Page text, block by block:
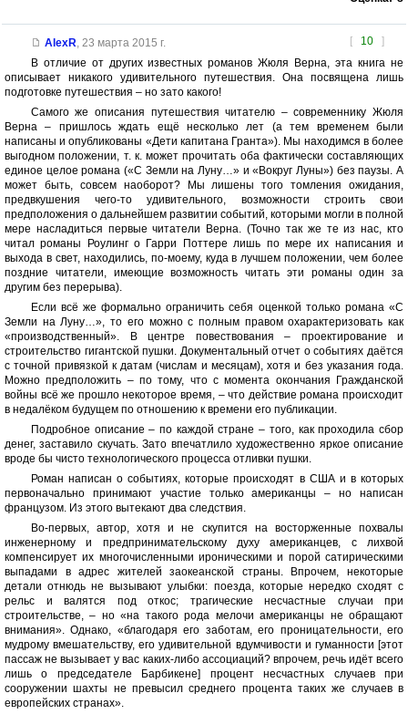
[ 10 ]
AlexR, 23 марта 2015 г.
В отличие от других известных романов Жюля Верна, эта книга не
описывает никакого удивительного путешествия. Она посвящена лишь
подготовке путешествия – но зато какого!
Самого же описания путешествия читателю – современнику Жюля
Верна – пришлось ждать ещё несколько лет (а тем временем были
написаны и опубликованы «Дети капитана Гранта»). Мы находимся в более
выгодном положении, т. к. может прочитать оба фактически составляющих
единое целое романа («С Земли на Луну…» и «Вокруг Луны») без паузы. А
может быть, совсем наоборот? Мы лишены того томления ожидания,
предвкушения чего-то удивительного, возможности строить свои
предположения о дальнейшем развитии событий, которыми могли в полной
мере насладиться первые читатели Верна. (Точно так же те из нас, кто
читал романы Роулинг о Гарри Поттере лишь по мере их написания и
выхода в свет, находились, по-моему, куда в лучшем положении, чем более
поздние читатели, имеющие возможность читать эти романы один за
другим без перерыва).
Если всё же формально ограничить себя оценкой только романа «С
Земли на Луну…», то его можно с полным правом охарактеризовать как
«производственный». В центре повествования – проектирование и
строительство гигантской пушки. Документальный отчет о событиях даётся
с точной привязкой к датам (числам и месяцам), хотя и без указания года.
Можно предположить – по тому, что с момента окончания Гражданской
войны всё же прошло некоторое время, – что действие романа происходит
в недалёком будущем по отношению к времени его публикации.
Подробное описание – по каждой стране – того, как проходила сбор
денег, заставило скучать. Зато впечатлило художественно яркое описание
вроде бы чисто технологического процесса отливки пушки.
Роман написан о событиях, которые происходят в США и в которых
первоначально принимают участие только американцы – но написан
французом. Из этого вытекают два следствия.
Во-первых, автор, хотя и не скупится на восторженные похвалы
инженерному и предпринимательскому духу американцев, с лихвой
компенсирует их многочисленными ироническими и порой сатирическими
выпадами в адрес жителей заокеанской страны. Впрочем, некоторые
детали отнюдь не вызывают улыбки: поезда, которые нередко сходят с
рельс и валятся под откос; трагические несчастные случаи при
строительстве, – но «на такого рода мелочи американцы не обращают
внимания». Однако, «благодаря его заботам, его проницательности, его
мудрому вмешательству, его удивительной вдумчивости и гуманности [этот
пассаж не вызывает у вас каких-либо ассоциаций? впрочем, речь идёт всего
лишь о председателе Барбикене] процент несчастных случаев при
сооружении шахты не превысил среднего процента таких же случаев в
европейских странах».